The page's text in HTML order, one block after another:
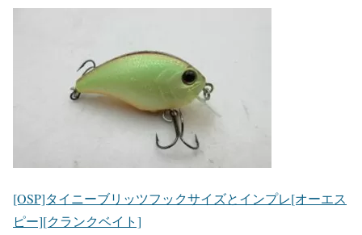
[OSP]タイニーブリッツフックサイズとインプレ[オーエス
ピー][クランクベイト]